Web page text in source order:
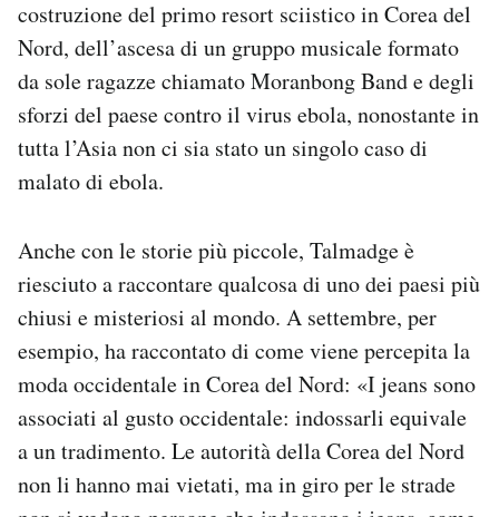
costruzione del primo resort sciistico in Corea del
Nord, dell’ascesa di un gruppo musicale formato
da sole ragazze chiamato Moranbong Band e degli
sforzi del paese contro il virus ebola, nonostante in
tutta l’Asia non ci sia stato un singolo caso di
malato di ebola.
Anche con le storie più piccole, Talmadge è
riesciuto a raccontare qualcosa di uno dei paesi più
chiusi e misteriosi al mondo. A settembre, per
esempio, ha raccontato di come viene percepita la
moda occidentale in Corea del Nord: «I jeans sono
associati al gusto occidentale: indossarli equivale
a un tradimento. Le autorità della Corea del Nord
non li hanno mai vietati, ma in giro per le strade